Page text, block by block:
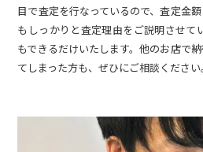
目で査定を行なっているので、査定金
もしっかりと査定理由をご説明させて
もできるだけいたします。他のお店で
てしまった方も、ぜひにご相談ください。